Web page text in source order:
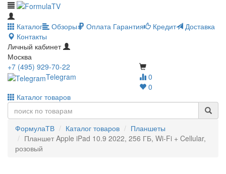
Каталог Обзоры Оплата Гарантия Кредит
Доставка
Контакты
Личный кабинет
Москва
0
0
+7 (495) 929-70-22
Telegram
Каталог товаров
ФормулаТВ Каталог товаров
Планшеты
Планшет Apple iPad 10.9 2022, 256 ГБ, Wi-Fi + Cellular,
розовый